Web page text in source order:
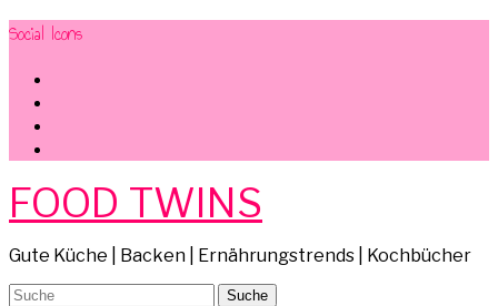
Social Icons
FOOD TWINS
Gute Küche | Backen | Ernährungstrends | Kochbücher